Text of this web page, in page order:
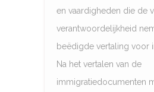
en vaardigheden die de
verantwoordelijkheid
beëdigde vertaling voor
Na het vertalen van de
immigratiedocumenten